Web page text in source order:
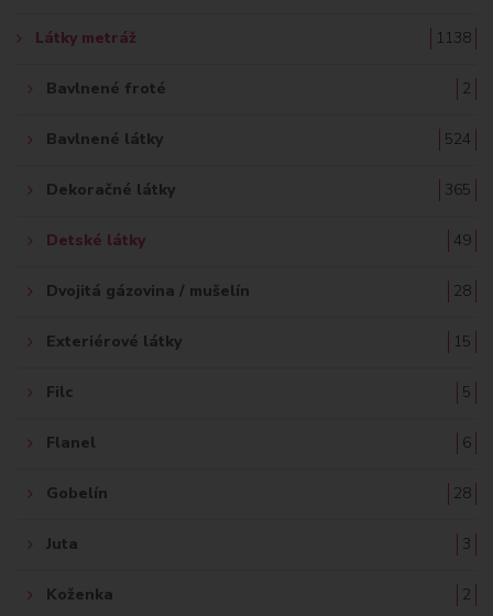
Látky metráž 1138
Bavlnené froté 2
Bavlnené látky 524
Dekoračné látky 365
Detské látky 49
Dvojitá gázovina / mušelín 28
Exteriérové látky 15
Filc 5
Flanel 6
Gobelín 28
Juta 3
Koženka 2